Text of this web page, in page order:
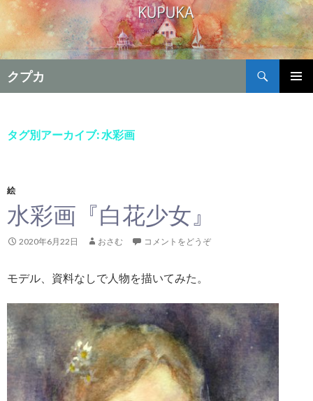
クプカ
索
ン
動
タグ別アーカイブ: 水彩画
絵
水彩画『白花少女』
2020年6月22日 おさむ コメントをどうぞ
モデル、資料なしで人物を描いてみた。